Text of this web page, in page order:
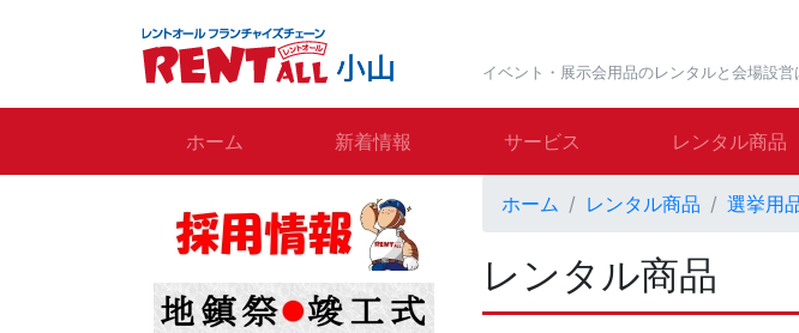
イベント・展示会用品のレンタルと会場設営
ホーム 新着情報 サービス レンタル商品
ホーム レンタル商品 選挙用
レンタル商品